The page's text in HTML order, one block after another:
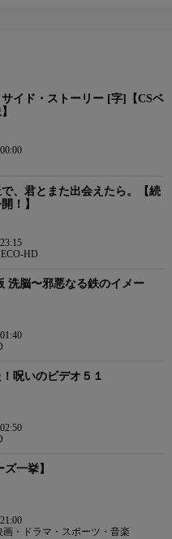
イド・ストーリー [字]【CSベ
、君とまた出会えたら。【続
！】
HD
洗脳〜邪悪なる鉄のイメー
呪いのビデオ５１
一挙】
画・ドラマ・スポーツ・音楽